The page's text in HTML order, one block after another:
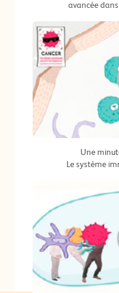
avancée
Une
Le système